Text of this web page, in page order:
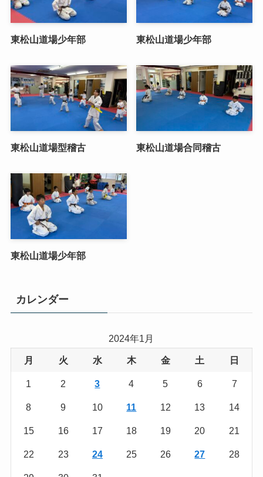
東松山道場少年部 東松山道場少年部
東松山道場型稽古 東松山道場合同稽古
東松山道場少年部
カレンダー
2024年1月
月 火 水 木 金 土 日
1 2 3 4 5 6 7
8 9 10 11 12 13 14
15 16 17 18 19 20 21
22 23 24 25 26 27 28